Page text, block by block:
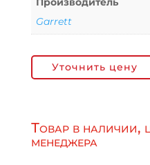
Garrett
Уточнить цену
Товар в наличии,
менеджера